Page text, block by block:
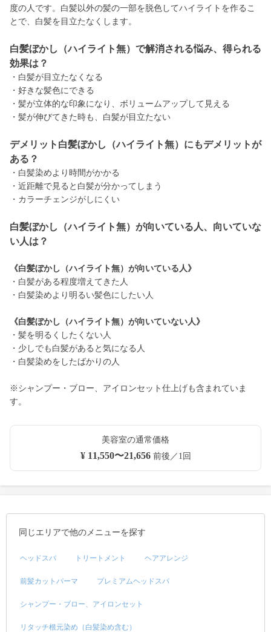
度の人です。白髪以外の髪の一部を脱色してハイライトを作るこ
とで、白髪を目立たなくします。
白髪ぼかし（ハイライト無）で解消される悩み、得られる
効果は？
・白髪が目立たなくなる
・好きな髪色にできる
・髪が立体的な印象になり、ボリュームアップして見える
・髪が伸びてきた時も、白髪が目立たない
デメリット白髪ぼかし（ハイライト無）にもデメリットが
ある？
・白髪染めより時間がかかる
・近距離で見ると白髪が分かってしまう
・カラーチェンジがしにくい
白髪ぼかし（ハイライト無）が向いている人、向いていな
い人は？
《白髪ぼかし（ハイライト無）が向いている人》
・白髪がある程度増えてきた人
・白髪染めより明るい髪色にしたい人
《白髪ぼかし（ハイライト無）が向いていない人》
・髪を明るくしたくない人
・少しでも白髪があると気になる人
・白髪染めをしたばかりの人
※シャンプー・ブロー、アイロンセット仕上げも含まれていま
す。
美容室の通常価格
¥ 11,550〜21,656前後／1回
同じエリアで他のメニューを探す
ヘッドスパ トリートメント ヘアアレンジ
前髪カットパーマ プレミアムヘッドスパ
シャンプー・ブロー、アイロンセット
リタッチ根元染め（白髪染め含む）